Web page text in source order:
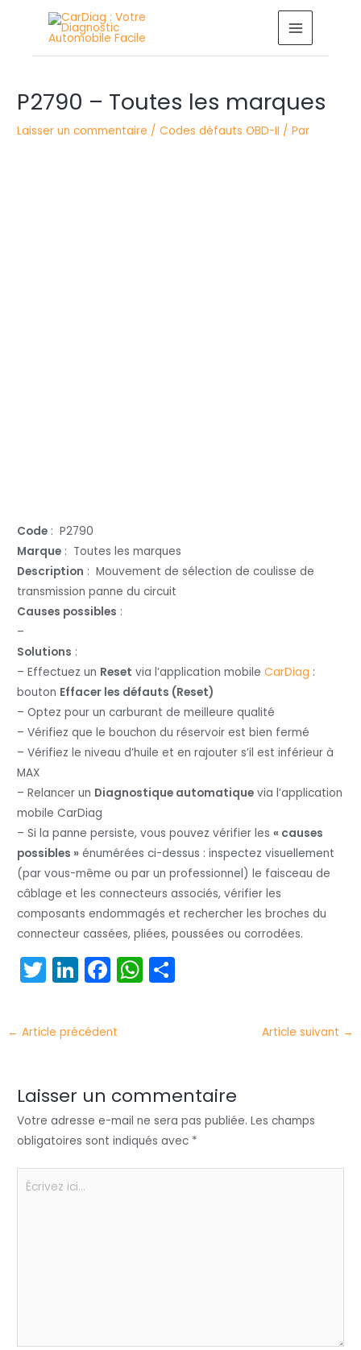
MAIN
MENU
P2790 – Toutes les marques
Laisser un commentaire /Codes défauts OBD-II / Par
Code : P2790
Marque : Toutes les marques
Description : Mouvement de sélection de coulisse de
transmission panne du circuit
Causes possibles :
–
Solutions :
– Effectuez un Reset via l’application mobileCarDiag :
bouton Effacer les défauts (Reset)
– Optez pour un carburant de meilleure qualité
– Vérifiez que le bouchon du réservoir est bien fermé
– Vérifiez le niveau d’huile et en rajouter s’il est inférieur à
MAX
– Relancer un Diagnostique automatique via l’application
mobile CarDiag
– Si la panne persiste, vous pouvez vérifier les« causes
possibles » énumérées ci-dessus : inspectez visuellement
(par vous-même ou par un professionnel) le faisceau de
câblage et les connecteurs associés, vérifier les
composants endommagés et rechercher les broches du
connecteur cassées, pliées, poussées ou corrodées.
T
itt
er
Li
k
e
n
F
c
e
o
o
k
W
p
p
er
des
articles
← Article précédent Article suivant →
Laisser un commentaire
Votre adresse e-mail ne sera pas publiée. Les champs
obligatoires sont indiqués avec *
Écrivez